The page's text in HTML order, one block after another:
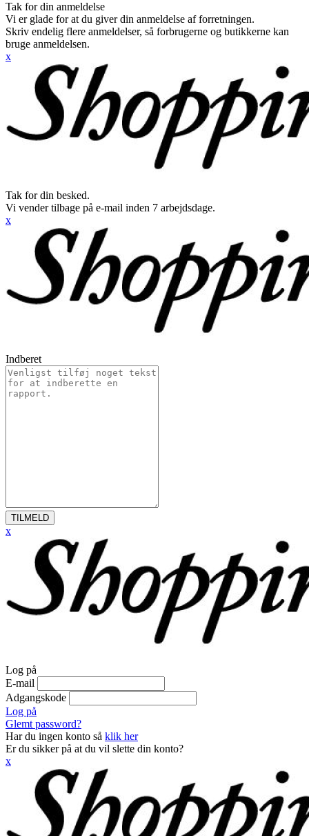
Tak for din anmeldelse
Vi er glade for at du giver din anmeldelse af forretningen.
Skriv endelig flere anmeldelser, så forbrugerne og butikkerne kan
bruge anmeldelsen.
x
Tak for din besked.
Vi vender tilbage på e-mail inden 7 arbejdsdage.
x
Indberet
TILMELD
x
Log på
E-mail
Adgangskode
Log på
Glemt password?
Har du ingen konto så klik her
Er du sikker på at du vil slette din konto?
x